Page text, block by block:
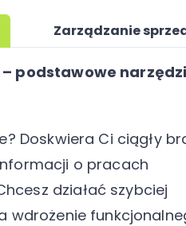
Zarządzanie
podstawowe
Doskwiera Ci ciągły
o pracach
działać szybciej
wdrożenie